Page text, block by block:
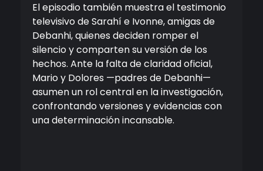
El episodio también muestra el testimonio
televisivo de Sarahí e Ivonne, amigas de
Debanhi, quienes deciden romper el
silencio y comparten su versión de los
hechos. Ante la falta de claridad oficial,
Mario y Dolores —padres de Debanhi—
asumen un rol central en la investigación,
confrontando versiones y evidencias con
una determinación incansable.